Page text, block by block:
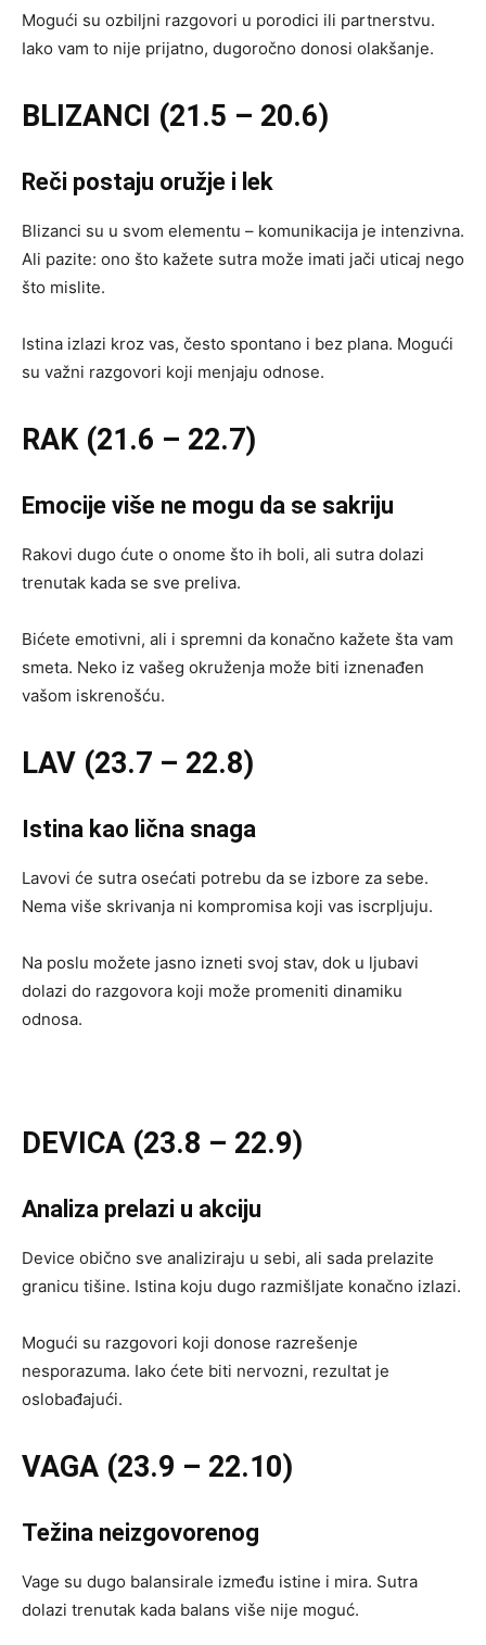
Mogući su ozbiljni razgovori u porodici ili partnerstvu.
Iako vam to nije prijatno, dugoročno donosi olakšanje.
BLIZANCI (21.5 – 20.6)
Reči postaju oružje i lek
Blizanci su u svom elementu – komunikacija je intenzivna.
Ali pazite: ono što kažete sutra može imati jači uticaj nego
što mislite.
Istina izlazi kroz vas, često spontano i bez plana. Mogući
su važni razgovori koji menjaju odnose.
RAK (21.6 – 22.7)
Emocije više ne mogu da se sakriju
Rakovi dugo ćute o onome što ih boli, ali sutra dolazi
trenutak kada se sve preliva.
Bićete emotivni, ali i spremni da konačno kažete šta vam
smeta. Neko iz vašeg okruženja može biti iznenađen
vašom iskrenošću.
LAV (23.7 – 22.8)
Istina kao lična snaga
Lavovi će sutra osećati potrebu da se izbore za sebe.
Nema više skrivanja ni kompromisa koji vas iscrpljuju.
Na poslu možete jasno izneti svoj stav, dok u ljubavi
dolazi do razgovora koji može promeniti dinamiku
odnosa.
DEVICA (23.8 – 22.9)
Analiza prelazi u akciju
Device obično sve analiziraju u sebi, ali sada prelazite
granicu tišine. Istina koju dugo razmišljate konačno izlazi.
Mogući su razgovori koji donose razrešenje
nesporazuma. Iako ćete biti nervozni, rezultat je
oslobađajući.
VAGA (23.9 – 22.10)
Težina neizgovorenog
Vage su dugo balansirale između istine i mira. Sutra
dolazi trenutak kada balans više nije moguć.